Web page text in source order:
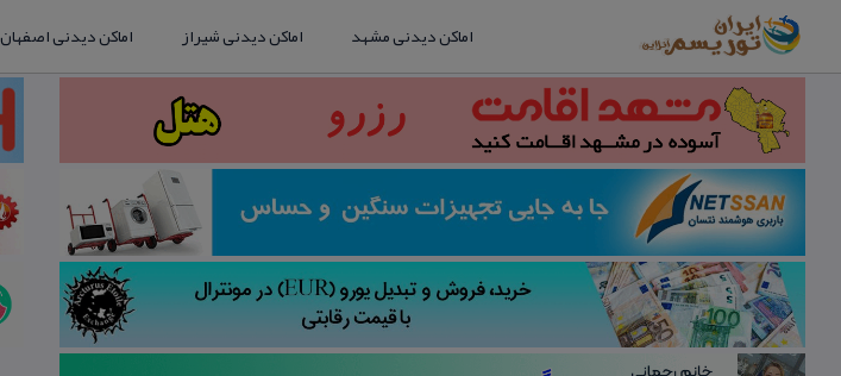
اماکن دیدنی مشهد اماکن دیدنی شیراز اماکن دیدنی اصفهان